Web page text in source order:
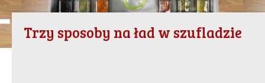
Trzy sposoby na ład w szufladzie